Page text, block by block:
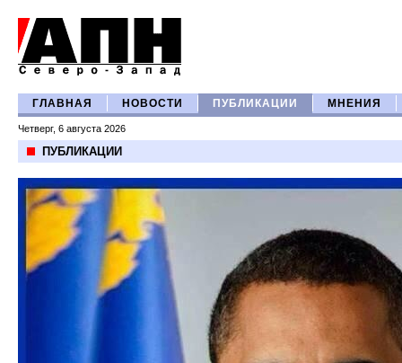
ГЛАВНАЯ НОВОСТИ ПУБЛИКАЦИИ МНЕНИЯ
Четверг, 6 августа 2026
ПУБЛИКАЦИИ